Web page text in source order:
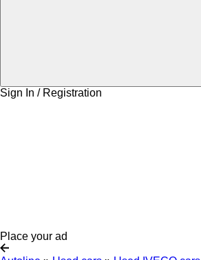
Sign In / Registration
Place your ad